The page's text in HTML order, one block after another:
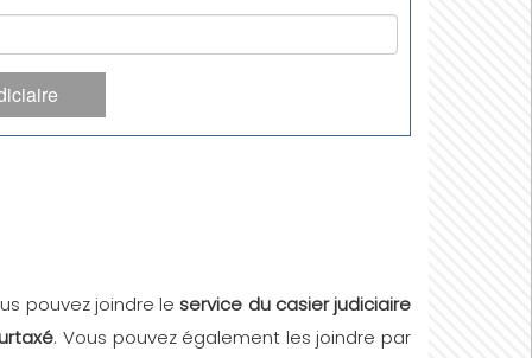
pouvez joindre leservice du casier judiciaire
. Vous pouvez également les joindre par